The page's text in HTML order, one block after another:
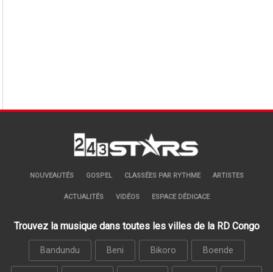
NOUVEAUTÉS GOSPEL CLASSÉES PAR RYTHME ARTISTES
ACTUALITÉS VIDÉOS ESPACE DÉDICACE
Trouvez la musique dans toutes les villes de la RD Congo
Bandundu Beni Bikoro Boende